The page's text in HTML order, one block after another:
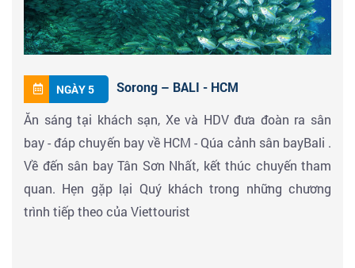
NGÀY 5
Sorong – BALI - HCM
Ăn sáng tại khách sạn, Xe và HDV đưa đoàn ra sân
bay - đáp chuyến bay về HCM - Qúa cảnh sân bayBali .
Về đến sân bay Tân Sơn Nhất, kết thúc chuyến tham
quan. Hẹn gặp lại Quý khách trong những chương
trình tiếp theo của Viettourist